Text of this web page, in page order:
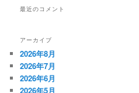
最近のコメント
アーカイブ
2026年8月
2026年7月
2026年6月
2026年5月